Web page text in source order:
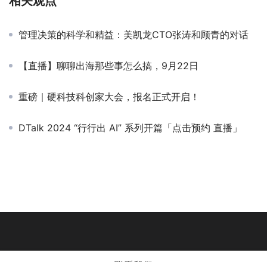
管理决策的科学和精益：美凯龙CTO张涛和顾青的对话
【直播】聊聊出海那些事怎么搞，9月22日
重磅｜硬科技科创家大会，报名正式开启！
DTalk 2024 “行行出 AI” 系列开篇「点击预约 直播」